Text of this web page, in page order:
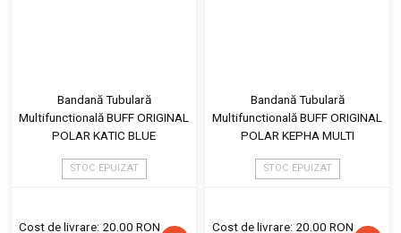
Bandană Tubulară
Multifunctională BUFF ORIGINAL
POLAR KATIC BLUE
STOC EPUIZAT
Cost de livrare: 20.00 RON
Bandană Tubulară
Multifunctională BUFF ORIGINAL
POLAR KEPHA MULTI
STOC EPUIZAT
Cost de livrare: 20.00 RON